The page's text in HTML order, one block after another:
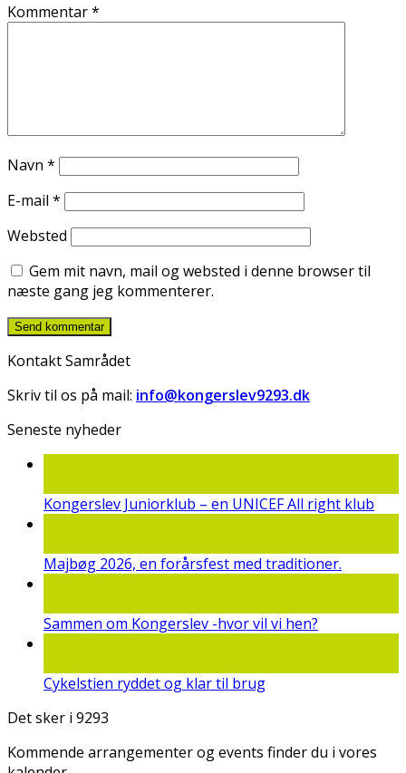
Kommentar*
Navn *
E-mail *
Websted
Gem mit navn, mail og websted i denne browser til
næste gang jeg kommenterer.
Kontakt Samrådet
Skriv til os på mail: info@kongerslev9293.dk
Seneste nyheder
Kongerslev Juniorklub – en UNICEF All right klub
Majbøg 2026, en forårsfest med traditioner.
Sammen om Kongerslev -hvor vil vi hen?
Cykelstien ryddet og klar til brug
Det sker i 9293
Kommende arrangementer og events finder du i vores